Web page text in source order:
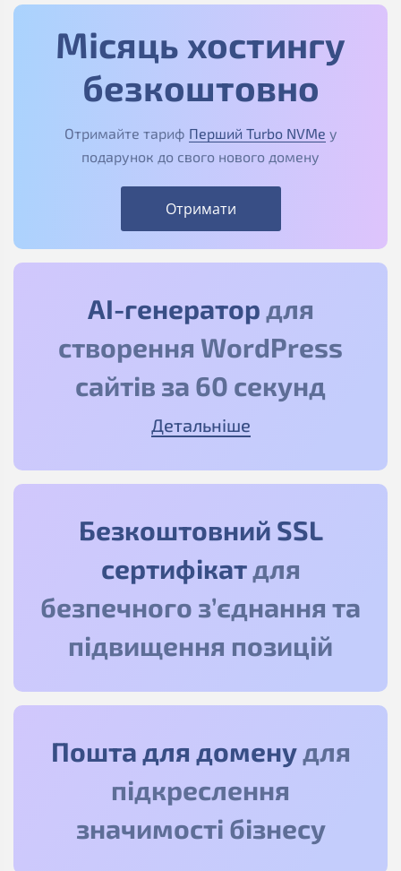
Місяць хостингу
безкоштовно
Отримайте тариф Перший Turbo NVMe у
подарунок до свого нового домену
Отримати
АІ-генератордля
створення WordPress
сайтів за 60 секунд
Детальніше
Безкоштовний SSL
сертифікатдля
безпечного з’єднання та
підвищення позицій
Пошта для доменудля
підкреслення
значимості бізнесу